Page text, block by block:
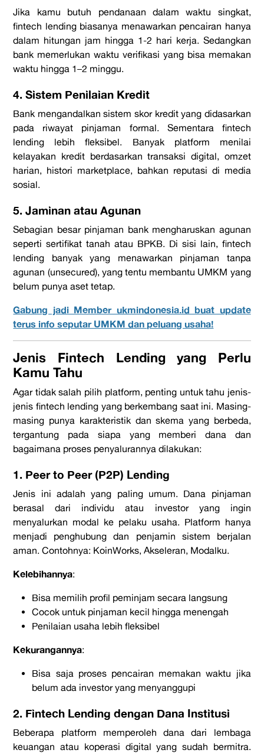
Jika kamu butuh pendanaan dalam waktu singkat,
fintech lendingbiasanya menawarkan pencairan hanya
dalam hitungan jam hingga 1-2 hari kerja. Sedangkan
bank memerlukan waktu verifikasi yang bisa memakan
waktu hingga 1–2 minggu.
4. Sistem Penilaian Kredit
Bank mengandalkan sistem skor kredit yang didasarkan
pada riwayat pinjaman formal. Sementara fintech
lending lebih fleksibel. Banyak platform menilai
kelayakan kredit berdasarkan transaksi digital, omzet
harian, histori marketplace , bahkan reputasi di media
sosial.
5. Jaminan atau Agunan
Sebagian besar pinjaman bank mengharuskan agunan
seperti sertifikat tanah atau BPKB. Di sisi lain, fintech
lending banyak yang menawarkan pinjaman tanpa
agunan (unsecured), yang tentu membantu UMKM yang
belum punya aset tetap.
Gabung jadi Member ukmindonesia.id buat update
terus info seputar UMKM dan peluang usaha!
Jenis Fintech Lendingyang Perlu
Kamu Tahu
Agar tidak salah pilih platform , penting untuk tahu jenis-
jenis fintech lending yang berkembang saat ini. Masing-
masing punya karakteristik dan skema yang berbeda,
tergantung pada siapa yang memberi dana dan
bagaimana proses penyalurannya dilakukan:
1. Peer to Peer (P2P) Lending
Jenis ini adalah yang paling umum. Dana pinjaman
berasal dari individu atau investor yang ingin
menyalurkan modal ke pelaku usaha. Platform hanya
menjadi penghubung dan penjamin sistem berjalan
aman. Contohnya: KoinWorks, Akseleran, Modalku
Kelebihannya:
Bisa memilih profil peminjam secara langsung
Cocok untuk pinjaman kecil hingga menengah
Penilaian usaha lebih fleksibel
Kekurangannya:
Bisa saja proses pencairan memakan waktu jika
belum ada investor yang menyanggupi
2. Fintech Lending dengan Dana Institusi
Beberapa platform memperoleh dana dari lembaga
keuangan atau koperasi digital yang sudah bermitra.